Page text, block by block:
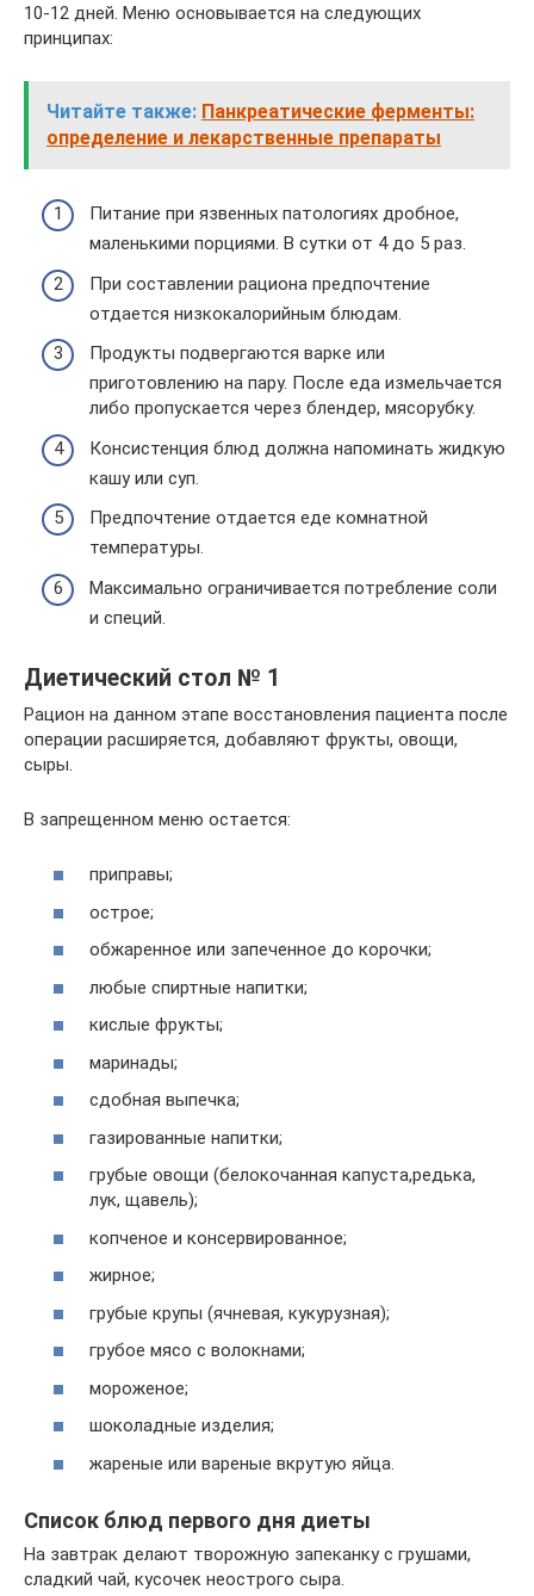
10-12 дней. Меню основывается на следующих
принципах:
Читайте также: Панкреатические ферменты:
определение и лекарственные препараты
Питание при язвенных патологиях дробное,
маленькими порциями. В сутки от 4 до 5 раз.
При составлении рациона предпочтение
отдается низкокалорийным блюдам.
Продукты подвергаются варке или
приготовлению на пару. После еда измельчается
либо пропускается через блендер, мясорубку.
Консистенция блюд должна напоминать жидкую
кашу или суп.
Предпочтение отдается еде комнатной
температуры.
Максимально ограничивается потребление соли
и специй.
Диетический стол № 1
Рацион на данном этапе восстановления пациента после
операции расширяется, добавляют фрукты, овощи,
сыры.
В запрещенном меню остается:
приправы;
острое;
обжаренное или запеченное до корочки;
любые спиртные напитки;
кислые фрукты;
маринады;
сдобная выпечка;
газированные напитки;
грубые овощи (белокочанная капуста,редька,
лук, щавель);
копченое и консервированное;
жирное;
грубые крупы (ячневая, кукурузная);
грубое мясо с волокнами;
мороженое;
шоколадные изделия;
жареные или вареные вкрутую яйца.
Список блюд первого дня диеты
На завтрак делают творожную запеканку с грушами,
сладкий чай, кусочек неострого сыра.